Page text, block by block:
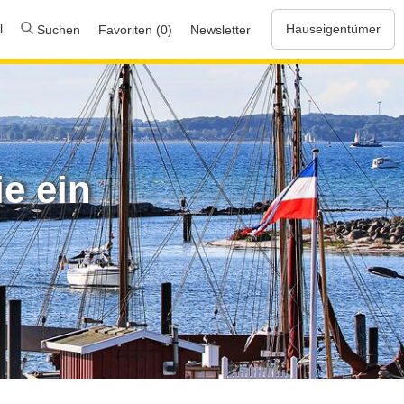
Suchen Favoriten (0) Newsletter Hauseigentümer
ein